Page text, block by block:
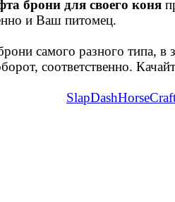
брони для своего коня
и Ваш питомец.
самого разного типа,
соответственно.